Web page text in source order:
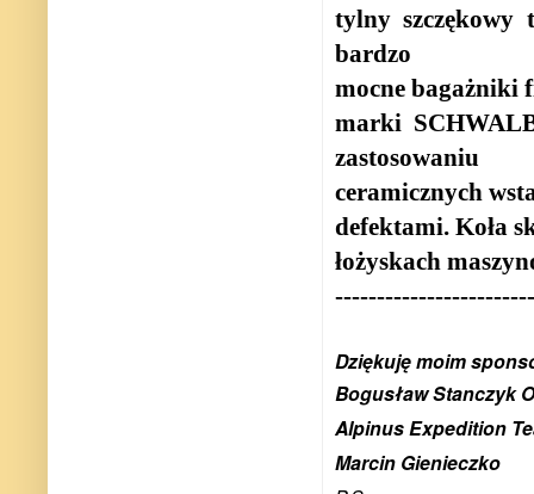
tylny szczękowy
bardzo
mocne bagażniki
marki
zastosowaniu
ceramicznych
defektami. Koła
łożyskach
Dziękuję moim
Bogusław Stanczyk
Alpinus Expedition
Marcin Gienieczko